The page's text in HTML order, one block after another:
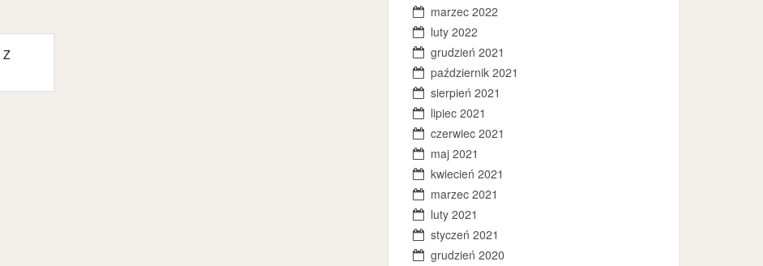
Z
marzec 2022
luty 2022
grudzień 2021
październik 2021
sierpień 2021
lipiec 2021
czerwiec 2021
maj 2021
kwiecień 2021
marzec 2021
luty 2021
styczeń 2021
grudzień 2020